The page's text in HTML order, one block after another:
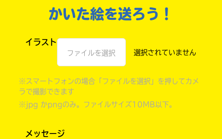
かいた絵を送ろう！
イラスト
ファイルを選択
※スマートフォンの場合「ファイルを選択」を押してカメ
ラで撮影できます
※jpg かpngのみ。ファイルサイズ10MB以下。
メッセージ